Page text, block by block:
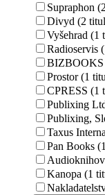
Supraphon
Divyd (2
Vyšehrad (1
Radioservis
BIZBOOKS
Prostor (1
CPRESS (1
Publixing
Publixing,
Taxus
Pan Books
Kanopa (1